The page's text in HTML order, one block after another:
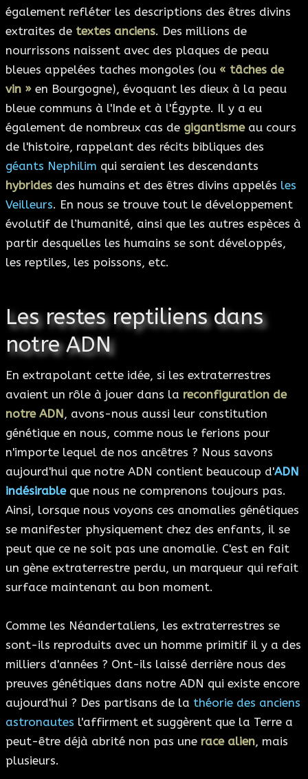
également refléter les descriptions des êtres divins
extraites de textes anciens. Des millions de
nourrissons naissent avec des plaques de peau
bleues appelées taches mongoles (ou « tâches de
vin » en Bourgogne), évoquant les dieux à la peau
bleue communs à l'Inde et à l'Égypte. Il y a eu
également de nombreux cas de gigantismeau cours
de l'histoire, rappelant des récits bibliques des
géants Nephilim qui seraient les descendants
hybrides des humains et des êtres divins appelés les
Veilleurs. En nous se trouve tout le développement
évolutif de l’humanité, ainsi que les autres espèces à
partir desquelles les humains se sont développés,
les reptiles, les poissons, etc.
Les restes reptiliens dans
notre ADN
En extrapolant cette idée, si les extraterrestres
avaient un rôle à jouer dans la reconfiguration de
notre ADN, avons-nous aussi leur constitution
génétique en nous, comme nous le ferions pour
n'importe lequel de nos ancêtres ? Nous savons
aujourd'hui que notre ADN contient beaucoup d'ADN
indésirableque nous ne comprenons toujours pas.
Ainsi, lorsque nous voyons ces anomalies génétiques
se manifester physiquement chez des enfants, il se
peut que ce ne soit pas une anomalie. C'est en fait
un gène extraterrestre perdu, un marqueur qui refait
surface maintenant au bon moment.
Comme les Néandertaliens, les extraterrestres se
sont-ils reproduits avec un homme primitif il y a des
milliers d'années ? Ont-ils laissé derrière nous des
preuves génétiques dans notre ADN qui existe encore
aujourd'hui ? Des partisans de la théorie des anciens
astronautes l'affirment et suggèrent que la Terre a
peut-être déjà abrité non pas une race alien, mais
plusieurs.